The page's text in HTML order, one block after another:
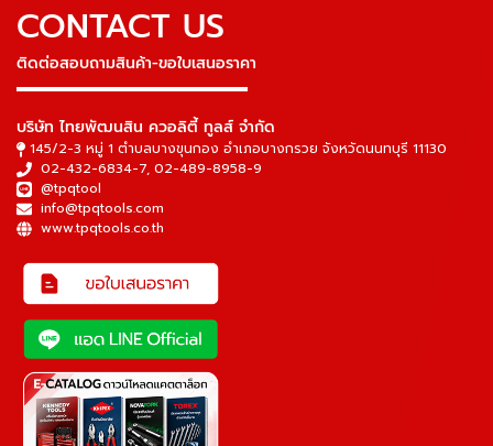
CONTACT US
ติดต่อสอบถามสินค้า-ขอใบเสนอราคา
▬▬▬▬▬▬▬▬▬▬▬▬▬▬▬
บริษัท ไทยพัฒนสิน ควอลิตี้ ทูลส์ จำกัด
145/2-3 หมู่ 1 ตำบลบางขุนกอง อำเภอบางกรวย จังหวัดนนทบุรี 11130
02-432-6834-7, 02-489-8958-9
@tpqtool
info@tpqtools.com
www.tpqtools.co.th